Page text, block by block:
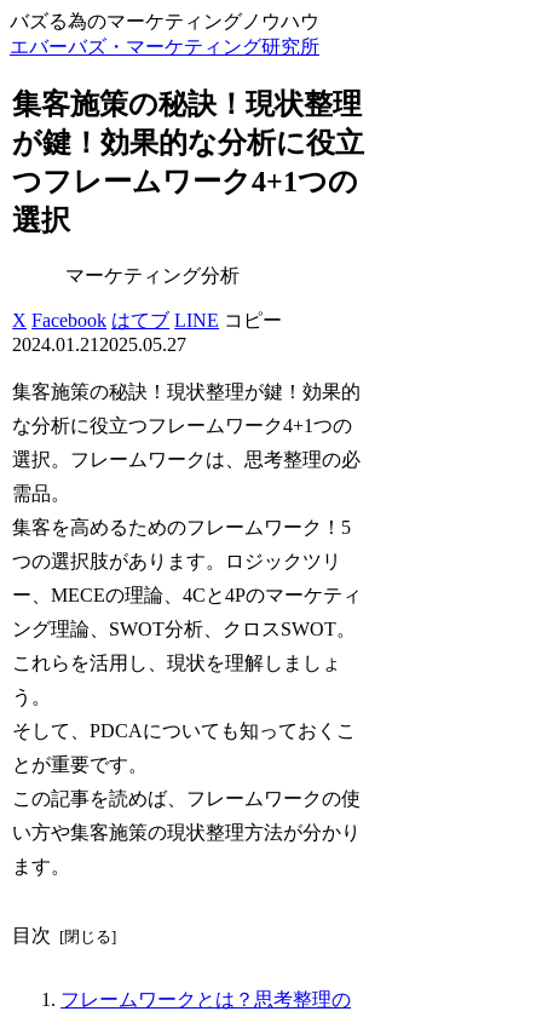
バズる為のマーケティングノウハウ
エバーバズ・マーケティング研究所
集客施策の秘訣！現状整理
が鍵！効果的な分析に役立
つフレームワーク4+1つの
選択
マーケティング分析
X Facebook はてブ LINE コピー
2024.01.21 2025.05.27
集客施策の秘訣！現状整理が鍵！効果的
な分析に役立つフレームワーク4+1つの
選択。フレームワークは、思考整理の必
需品。
集客を高めるためのフレームワーク！5
つの選択肢があります。ロジックツリ
ー、MECEの理論、4Cと4Pのマーケティ
ング理論、SWOT分析、クロスSWOT。
これらを活用し、現状を理解しましょ
う。
そして、PDCAについても知っておくこ
とが重要です。
この記事を読めば、フレームワークの使
い方や集客施策の現状整理方法が分かり
ます。
目次
フレームワークとは？思考整理の